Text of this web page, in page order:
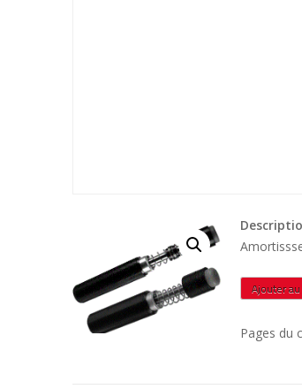
quantité
de
Ajouter
Pages du